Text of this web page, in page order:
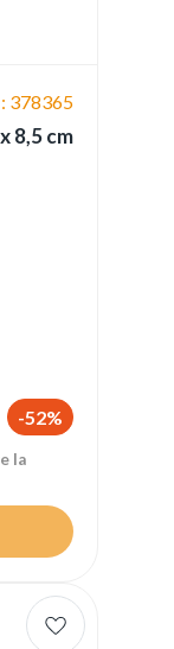
378365
8,5 cm
-52%
la